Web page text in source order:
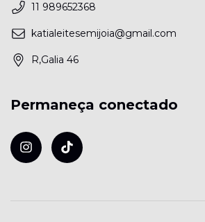
11 989652368
katialeitesemijoia@gmail.com
R,Galia 46
Permaneça conectado